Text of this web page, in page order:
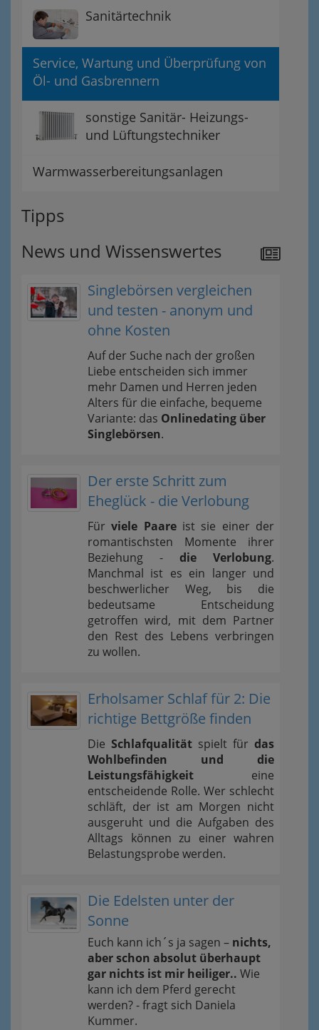
Sanitärtechnik
Service, Wartung und Überprüfung von
Öl- und Gasbrennern
sonstige Sanitär- Heizungs-
und Lüftungstechniker
Warmwasserbereitungsanlagen
Tipps
News und Wissenswertes
Singlebörsen vergleichen
und testen - anonym und
ohne Kosten
Auf der Suche nach der großen
Liebe entscheiden sich immer
mehr Damen und Herren jeden
Alters für die einfache, bequeme
Variante: das Onlinedating über
Singlebörsen.
Der erste Schritt zum
Eheglück - die Verlobung
Fürviele Paareist sie einer der
romantischsten Momente ihrer
Beziehung - die Verlobung.
Manchmal ist es ein langer und
beschwerlicher Weg, bis die
bedeutsame Entscheidung
getroffen wird, mit dem Partner
den Rest des Lebens verbringen
zu wollen.
Erholsamer Schlaf für 2: Die
richtige Bettgröße finden
Die Schlafqualität spielt für das
Wohlbefinden und die
Leistungsfähigkeit eine
entscheidende Rolle. Wer schlecht
schläft, der ist am Morgen nicht
ausgeruht und die Aufgaben des
Alltags können zu einer wahren
Belastungsprobe werden.
Die Edelsten unter der
Sonne
Euch kann ich´s ja sagen – nichts,
aber schon absolut überhaupt
gar nichts ist mir heiliger.. Wie
kann ich dem Pferd gerecht
werden? - fragt sich Daniela
Kummer.